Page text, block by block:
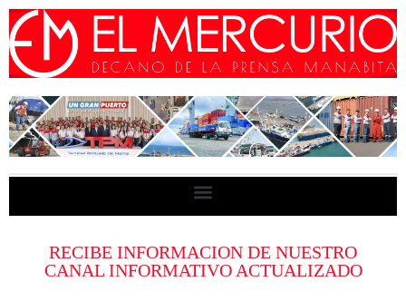
RECIBE INFORMACION DE NUESTRO
CANAL INFORMATIVO ACTUALIZADO